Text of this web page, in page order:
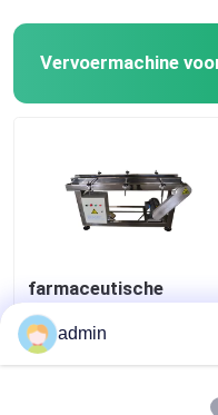
Vervoermachine
farmaceutische
elektronica chemische
techniek 60W Inkjet
transportband
admin